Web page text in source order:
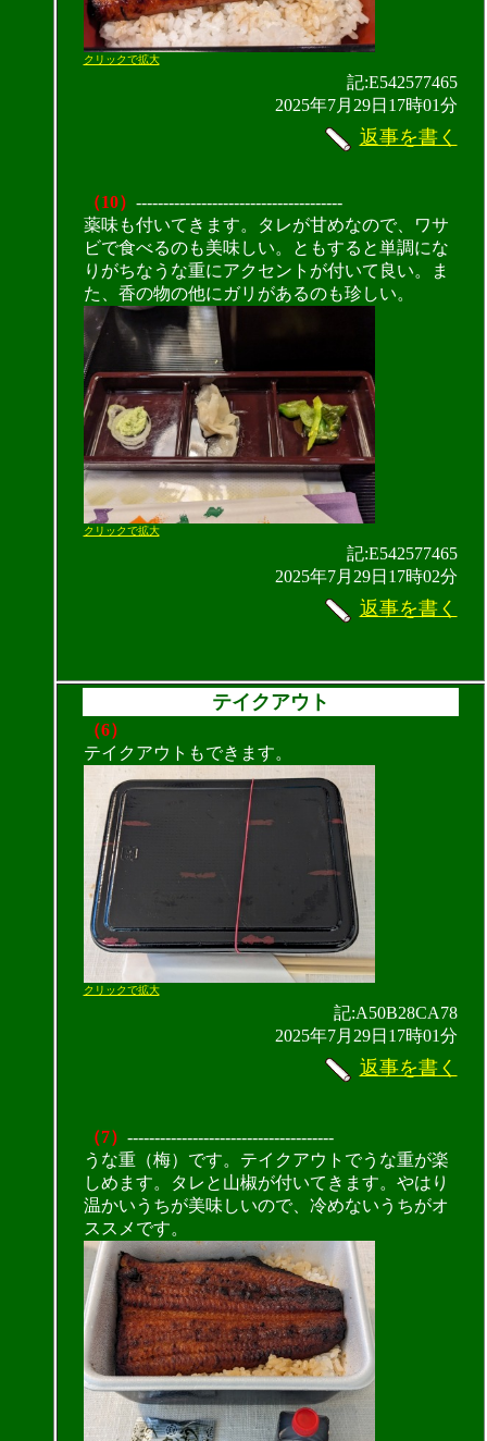
クリックで拡大
記:E542577465
2025年7月29日17時01分
返事を書く
（10） --------------------------------------
薬味も付いてきます。タレが甘めなので、ワサ
ビで食べるのも美味しい。ともすると単調にな
りがちなうな重にアクセントが付いて良い。ま
た、香の物の他にガリがあるのも珍しい。
クリックで拡大
記:E542577465
2025年7月29日17時02分
返事を書く
テイクアウト
（6）
テイクアウトもできます。
クリックで拡大
記:A50B28CA78
2025年7月29日17時01分
返事を書く
（7） --------------------------------------
うな重（梅）です。テイクアウトでうな重が楽
しめます。タレと山椒が付いてきます。やはり
温かいうちが美味しいので、冷めないうちがオ
ススメです。